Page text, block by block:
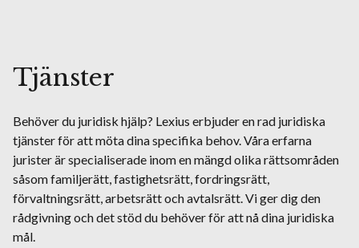
Tjänster
Behöver du juridisk hjälp? Lexius erbjuder en rad juridiska
tjänster för att möta dina specifika behov. Våra erfarna
jurister är specialiserade inom en mängd olika rättsområden
såsom familjerätt, fastighetsrätt, fordringsrätt,
förvaltningsrätt, arbetsrätt och avtalsrätt. Vi ger dig den
rådgivning och det stöd du behöver för att nå dina juridiska
mål.